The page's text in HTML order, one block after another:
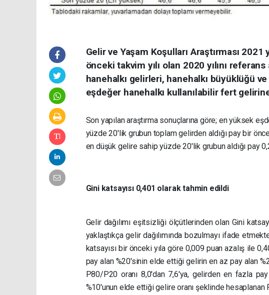
Gelir ve Yaşam Koşulları Araştırması
önceki takvim yılı olan 2020 yılını
hanehalkı gelirleri, hanehalkı büyüklüğü
eşdeğer hanehalkı kullanılabilir fert
Son yapılan araştırma sonuçlarına göre; en yüksek
yüzde 20'lik grubun toplam gelirden aldığı pay bir
en düşük gelire sahip yüzde 20'lik grubun aldığı pay
Gini katsayısı 0,401 olarak tahmin edildi
Gelir dağılımı eşitsizliği ölçütlerinden olan Gini
yaklaştıkça gelir dağılımında bozulmayı ifade
katsayısı bir önceki yıla göre 0,009 puan azalış ile
pay alan %20'sinin elde ettiği gelirin en az pay alan
P80/P20 oranı 8,0'dan 7,6'ya, gelirden en fazla
%10'unun elde ettiği gelire oranı şeklinde